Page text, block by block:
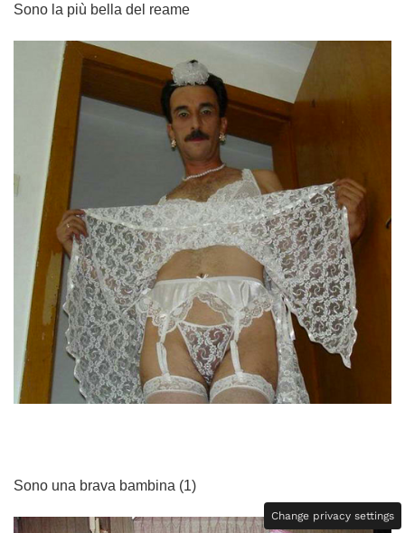
Sono la più bella del reame
Sono una brava bambina (1)
Change privacy settings